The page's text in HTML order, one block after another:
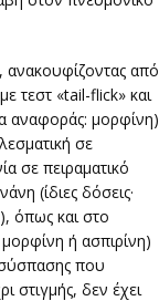
από
τεστ «tail-flick» και
αναφοράς: μορφίνη)
σε
σε πειραματικό
(ίδιες δόσεις·
όπως και στο
ή ασπιρίνη)
σύσπασης που
στιγμής, δεν έχει